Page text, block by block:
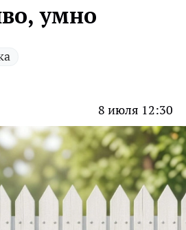
умно
8 июля 12:30